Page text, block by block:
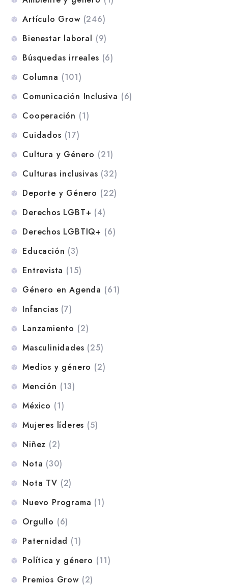
Artículo Grow (246)
Bienestar laboral (9)
Búsquedas irreales (6)
Columna (101)
Comunicación Inclusiva (6)
Cooperación (1)
Cuidados (17)
Cultura y Género (21)
Culturas inclusivas (32)
Deporte y Género (22)
Derechos LGBT+ (4)
Derechos LGBTIQ+ (6)
Educación (3)
Entrevista (15)
Género en Agenda (61)
Infancias (7)
Lanzamiento (2)
Masculinidades (25)
Medios y género (2)
Mención (13)
México (1)
Mujeres líderes (5)
Niñez (2)
Nota (30)
Nota TV (2)
Nuevo Programa (1)
Orgullo (6)
Paternidad (1)
Política y género (11)
Premios Grow (2)